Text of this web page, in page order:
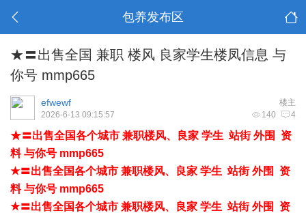
包养发布区
★〓出售全国 兼职 楼风 良家学生楼凤信息 与
你号 mmp665
楼主
efwewf
140 4
2026-6-13 09:15:57
★〓出售全国各个城市 兼职楼风、良家 学生 站街 外围 资
料 与你号 mmp665
★〓出售全国各个城市 兼职楼风、良家 学生 站街 外围 资
料 与你号 mmp665
★〓出售全国各个城市 兼职楼风、良家 学生 站街 外围 资